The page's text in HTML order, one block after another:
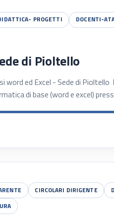
PROGETTI DOCENTI-
di Pioltello
ed Excel - Sede di Pioltello
di base (word e excel)
CIRCOLARI DIRIGENTE